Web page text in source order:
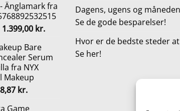
kr..
pris
er:
80,00 kr..
Änglamark fra
Den
pris
var:
1.999,00 kr..
1.399,00 kr.Den
er:
Bare
Serum
fra NYX
Makeup
kr.Den
Game
Dagens, ugens og
Se de gode besparelser!
Hvor er de bedste steder
Se her!